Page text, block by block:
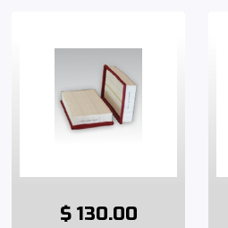
$ 130.00